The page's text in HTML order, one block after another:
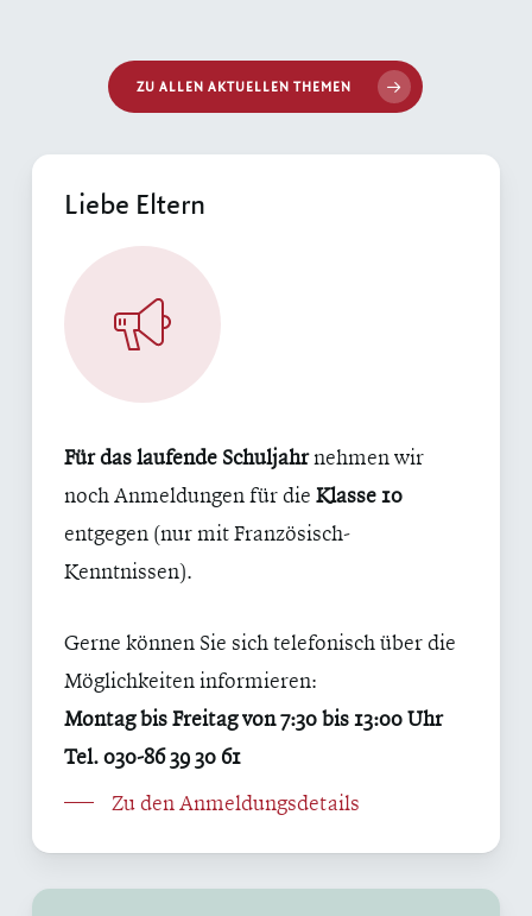
ZU ALLEN AKTUELLEN THEMEN
Liebe Eltern
Für das laufende Schuljahrnehmen wir
noch Anmeldungen für dieKlasse 10
entgegen (nur mit Französisch-
Kenntnissen).
Gerne können Sie sich telefonisch über die
Möglichkeiten informieren:
Montag bis Freitag von 7:30 bis 13:00 Uhr
Tel. 030-86 39 30 61
Zu den Anmeldungsdetails